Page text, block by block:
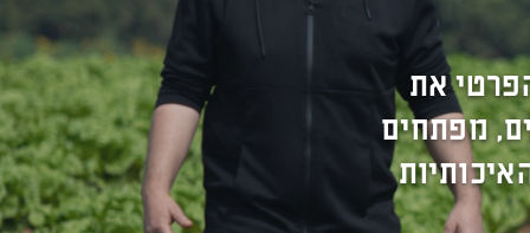
את
מפתחים